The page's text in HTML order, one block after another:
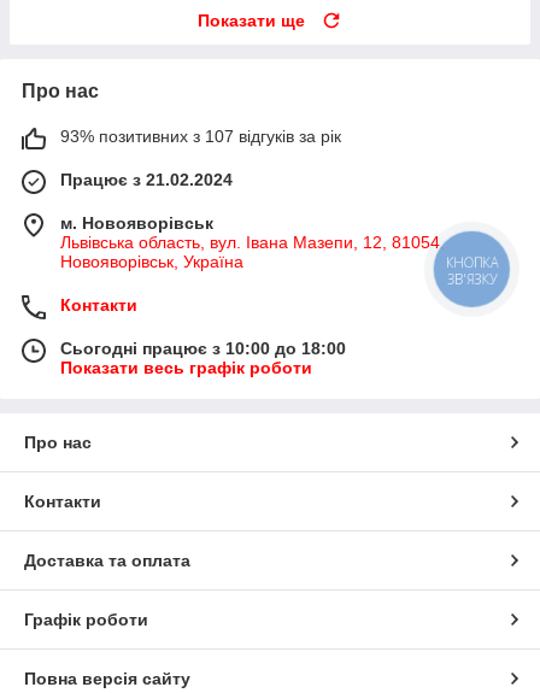
Показати ще
Про нас
93% позитивних з 107 відгуків за рік
Працює з 21.02.2024
м. Новояворівськ
Львівська область, вул. Івана Мазепи, 12, 81054,
Новояворівськ, Україна
Контакти
Сьогодні працює з 10:00 до 18:00
Показати весь графік роботи
Про нас
Контакти
Доставка та оплата
Графік роботи
Повна версія сайту
КНОПКА
ЗВ'ЯЗКУ